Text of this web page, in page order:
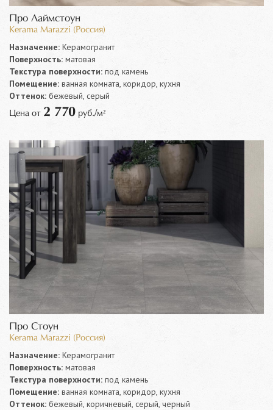
Про Лаймстоун
Kerama Marazzi (Россия)
Назначение: Керамогранит
Поверхность: матовая
Текстура поверхности: под камень
Помещение: ванная комната, коридор, кухня
Оттенок: бежевый, серый
Цена от 2 770 руб./м²
Про Стоун
Kerama Marazzi (Россия)
Назначение: Керамогранит
Поверхность: матовая
Текстура поверхности: под камень
Помещение: ванная комната, коридор, кухня
Оттенок: бежевый, коричневый, серый, черный